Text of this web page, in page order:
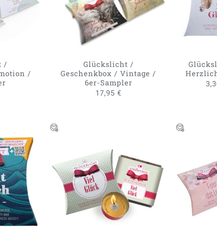
/
/
Glückslicht /
Geschenkbox / Vintage /
6er-Sampler
17,95 €
DIESES
PRODUKT
WEIST
MEHRERE
VARIANTEN
AUF.
/
IN DEN WARENKORB
/
QUICK VIEW
IN